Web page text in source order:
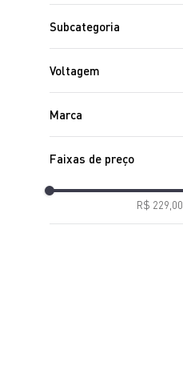
Para Cozinha
Subcategoria
Voltagem
Marca
Faixas de preço
R$ 229,00